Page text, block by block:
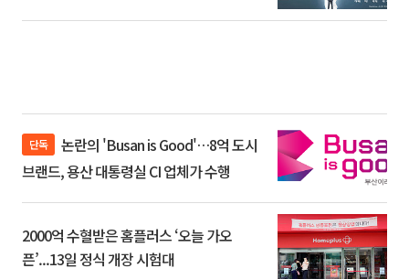
단독
브랜드, 용산 대통령실 CI 업체가 수행
2000억 수혈받은 홈플러스 ‘오늘 가오
픈’...13일 정식 개장 시험대